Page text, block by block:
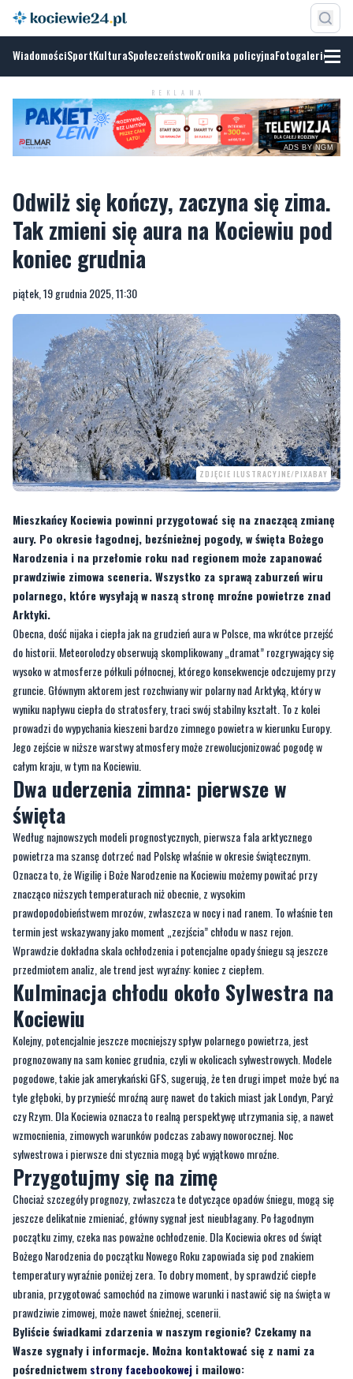
WiadomościSportKulturaSpołeczeństwoKronika policyjnaFotogalerie
REKLAMA
ADS BY NGM
Odwilż się kończy, zaczyna się zima.
Tak zmieni się aura na Kociewiu pod
koniec grudnia
piątek, 19 grudnia 2025, 11:30
ZDJĘCIE ILUSTRACYJNE/PIXABAY
Mieszkańcy Kociewia powinni przygotować się na znaczącą zmianę
aury. Po okresie łagodnej, bezśnieżnej pogody, w święta Bożego
Narodzenia i na przełomie roku nad regionem może zapanować
prawdziwie zimowa sceneria. Wszystko za sprawą zaburzeń wiru
polarnego, które wysyłają w naszą stronę mroźne powietrze znad
Arktyki.
Obecna, dość nijaka i ciepła jak na grudzień aura w Polsce, ma wkrótce przejść
do historii. Meteorolodzy obserwują skomplikowany „dramat” rozgrywający się
wysoko w atmosferze półkuli północnej, którego konsekwencje odczujemy przy
gruncie. Głównym aktorem jest rozchwiany wir polarny nad Arktyką, który w
wyniku napływu ciepła do stratosfery, traci swój stabilny kształt. To z kolei
prowadzi do wypychania kieszeni bardzo zimnego powietra w kierunku Europy.
Jego zejście w niższe warstwy atmosfery może zrewolucjonizować pogodę w
całym kraju, w tym na Kociewiu.
Dwa uderzenia zimna: pierwsze w
święta
Według najnowszych modeli prognostycznych, pierwsza fala arktycznego
powietrza ma szansę dotrzeć nad Polskę właśnie w okresie świątecznym.
Oznacza to, że Wigilię i Boże Narodzenie na Kociewiu możemy powitać przy
znacząco niższych temperaturach niż obecnie, z wysokim
prawdopodobieństwem mrozów, zwłaszcza w nocy i nad ranem. To właśnie ten
termin jest wskazywany jako moment „zezjścia” chłodu w nasz rejon.
Wprawdzie dokładna skala ochłodzenia i potencjalne opady śniegu są jeszcze
przedmiotem analiz, ale trend jest wyraźny: koniec z ciepłem.
Kulminacja chłodu około Sylwestra na
Kociewiu
Kolejny, potencjalnie jeszcze mocniejszy spływ polarnego powietrza, jest
prognozowany na sam koniec grudnia, czyli w okolicach sylwestrowych. Modele
pogodowe, takie jak amerykański GFS, sugerują, że ten drugi impet może być na
tyle głęboki, by przynieść mroźną aurę nawet do takich miast jak Londyn, Paryż
czy Rzym. Dla Kociewia oznacza to realną perspektywę utrzymania się, a nawet
wzmocnienia, zimowych warunków podczas zabawy noworocznej. Noc
sylwestrowa i pierwsze dni stycznia mogą być wyjątkowo mroźne.
Przygotujmy się na zimę
Chociaż szczegóły prognozy, zwłaszcza te dotyczące opadów śniegu, mogą się
jeszcze delikatnie zmieniać, główny sygnał jest nieubłagany. Po łagodnym
początku zimy, czeka nas poważne ochłodzenie. Dla Kociewia okres od świąt
Bożego Narodzenia do początku Nowego Roku zapowiada się pod znakiem
temperatury wyraźnie poniżej zera. To dobry moment, by sprawdzić ciepłe
ubrania, przygotować samochód na zimowe warunki i nastawić się na święta w
prawdziwie zimowej, może nawet śnieżnej, scenerii.
Byliście świadkami zdarzenia w naszym regionie? Czekamy na
Wasze sygnały i informacje. Można kontaktować się z nami za
pośrednictwem strony facebookowej i mailowo: